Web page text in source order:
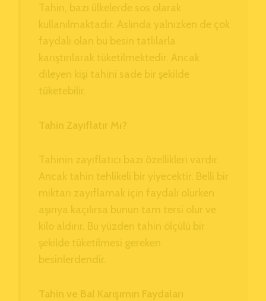
Tahin, bazı ülkelerde sos olarak
kullanılmaktadır. Aslında yalnızken de çok
faydalı olan bu besin tatlılarla
karıştırılarak tüketilmektedir. Ancak
dileyen kişi tahini sade bir şekilde
tüketebilir.
Tahin Zayıflatır Mı?
Tahinin zayıflatıcı bazı özellikleri vardır.
Ancak tahin tehlikeli bir yiyecektir. Belli bir
miktarı zayıflamak için faydalı olurken
aşırıya kaçılırsa bunun tam tersi olur ve
kilo aldırır. Bu yüzden tahin ölçülü bir
şekilde tüketilmesi gereken
besinlerdendir.
Tahin ve Bal Karışımın Faydaları